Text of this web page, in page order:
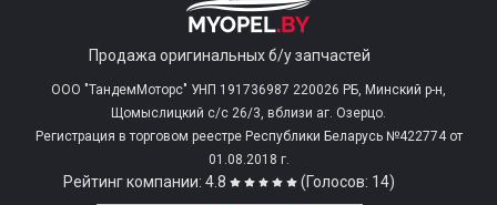
Продажа оригинальных б/у запчастей
ООО "ТандемМоторс" УНП 191736987 220026 РБ, Минский р-н,
Щомыслицкий с/c 26/3, вблизи аг. Озерцо.
Регистрация в торговом реестре Республики Беларусь №422774 от
01.08.2018 г.
Рейтинг компании: 4.8 (Голосов: 14)